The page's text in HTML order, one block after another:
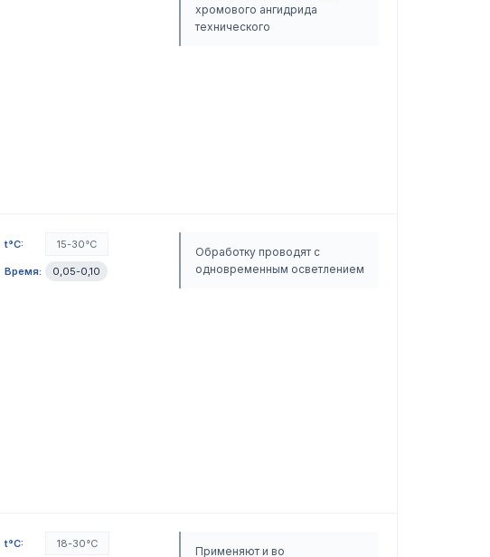
хромового ангидрида
технического
t°C: 15-30°C
Время: 0,05-0,10
Обработку проводят с
одновременным осветлением
t°C: 18-30°C
Применяют и во